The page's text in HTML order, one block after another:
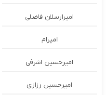
امیرارسلان فاضلی
امیرام
امیرحسین اشرفی
امیرحسین رزازی